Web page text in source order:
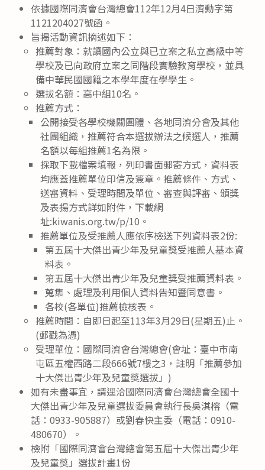
依據國際同濟會台灣總會112年12月4日濟勳字第
1121204027號函。
旨揭活動資訊摘述如下：
推薦對象：就讀國內公立與已立案之私立高級中等
學校及已向政府立案之同階段實驗教育學校，並具
備中華民國國籍之本學年度在學學生。
選拔名額：高中組10名。
推薦方式：
公開接受各學校機關團體、各地同濟分會及其他
社團組織，推薦符合本選拔辦法之候選人，推薦
名額以每組推薦1名為限。
採取下載檔案填報，列印書面郵寄方式，資料表
均應蓋推薦單位印信及簽章。推薦條件、方式、
送審資料、受理時間及單位、審查與評審、頒獎
及表揚方式詳如附件，下載網
址:kiwanis.org.tw/p/10。
推薦單位及受推薦人應依序檢送下列資料表2份:
第五屆十大傑出青少年及兒童獎受推薦人基本資
料表。
第五屆十大傑出青少年及兒童獎受推薦資料表。
蒐集、處理及利用個人資料告知暨同意書。
各校(各單位)推薦檢核表。
推薦時間：自即日起至113年3月29日(星期五)止。
(郵戳為憑)
受理單位：國際同濟會台灣總會(會址：臺中市南
屯區五權西路二段666號7樓之3，註明「推薦參加
十大傑出青少年及兒童獎選拔」)
如有未盡事宜，請逕洽國際同濟會台灣總會全國十
大傑出青少年及兒童選拔委員會執行長吳淇榕（電
話：0933-905887）或劉春快主委（電話：0910-
480670）。
檢附「國際同濟會台灣總會第五屆十大傑出青少年
及兒童獎」選拔計畫1份